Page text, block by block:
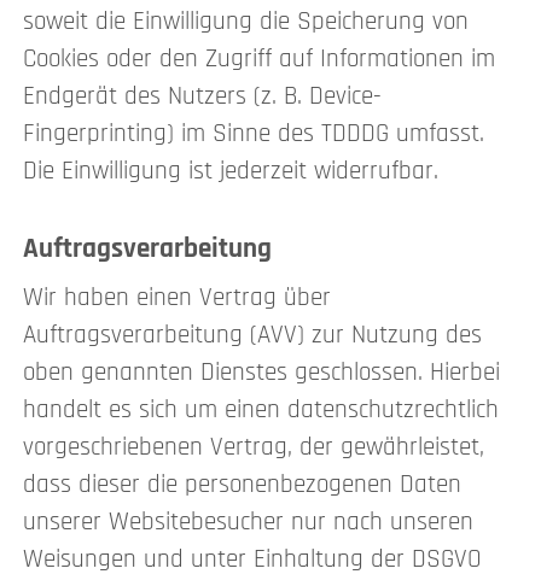
soweit die Einwilligung die Speicherung von
Cookies oder den Zugriff auf Informationen im
Endgerät des Nutzers (z. B. Device-
Fingerprinting) im Sinne des TDDDG umfasst.
Die Einwilligung ist jederzeit widerrufbar.
Auftragsverarbeitung
Wir haben einen Vertrag über
Auftragsverarbeitung (AVV) zur Nutzung des
oben genannten Dienstes geschlossen. Hierbei
handelt es sich um einen datenschutzrechtlich
vorgeschriebenen Vertrag, der gewährleistet,
dass dieser die personenbezogenen Daten
unserer Websitebesucher nur nach unseren
Weisungen und unter Einhaltung der DSGVO